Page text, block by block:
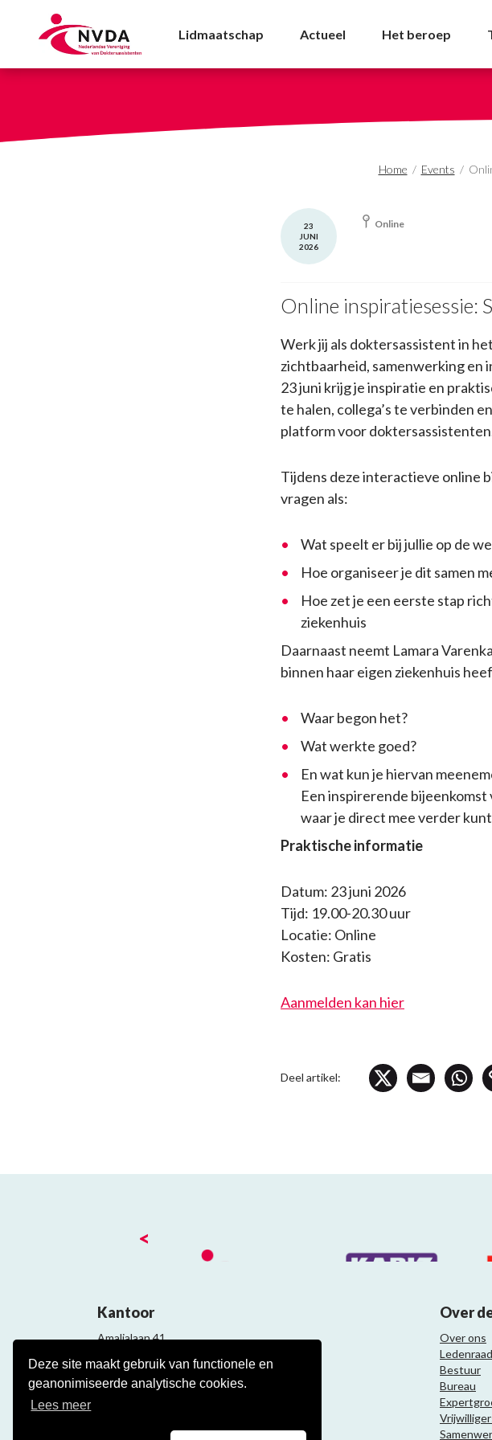
Deze site maakt gebruik van functionele en
geanonimiseerde analytische cookies.
Lees meer
Online inspiratiesessie:
Lidmaatschap Actueel Het beroep
Home / Events /
23
JUNI
2026
Online
Online inspiratiesessie:
Werk jij als doktersassistent in
zichtbaarheid, samenwerking en
23 juni krijg je inspiratie en
te halen, collega’s te verbinden
platform voor
Tijdens deze interactieve online
vragen als:
Wat speelt er bij jullie op de
Hoe organiseer je dit samen
Hoe zet je een eerste stap
ziekenhuis
Daarnaast neemt Lamara
binnen haar eigen ziekenhuis
Waar begon het?
Wat werkte goed?
En wat kun je hiervan
Een inspirerende
waar je direct mee verder
Praktische informatie
Datum: 23 juni 2026
Tijd: 19.00-20.30 uur
Locatie: Online
Kosten: Gratis
Aanmelden kan hier
Deel artikel:
<
Kantoor
Amalialaan 41
Contact
Veelgestelde cao vragen
Over
Over ons
Ledenraad
Bestuur
Bureau